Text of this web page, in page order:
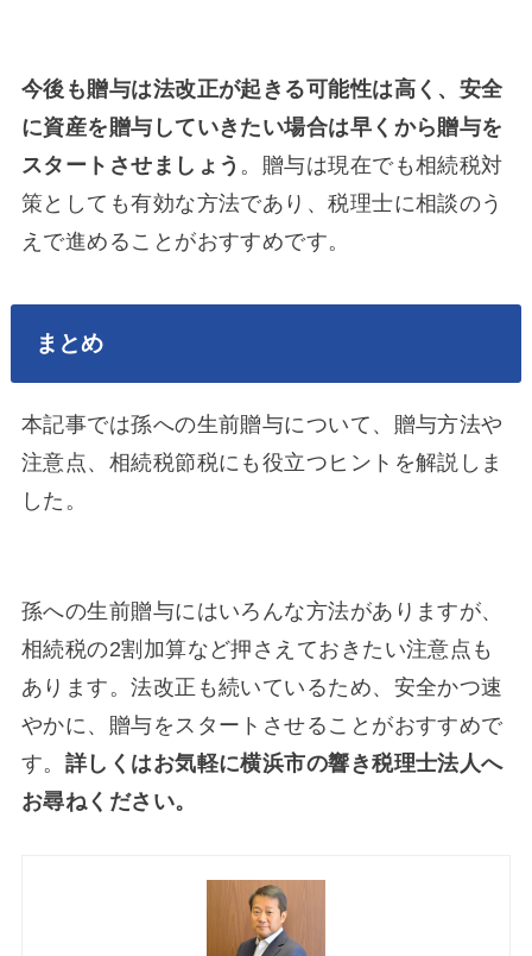
今後も贈与は法改正が起きる可能性は高く、安全
に資産を贈与していきたい場合は早くから贈与を
スタートさせましょう 。贈与は現在でも相続税対
策としても有効な方法であり、税理士に相談のう
えで進めることがおすすめです。
まとめ
本記事では孫への生前贈与について、贈与方法や
注意点、相続税節税にも役立つヒントを解説しま
した。
孫への生前贈与にはいろんな方法がありますが、
相続税の2割加算など押さえておきたい注意点も
あります。法改正も続いているため、安全かつ速
やかに、贈与をスタートさせることがおすすめで
す。 詳しくはお気軽に横浜市の響き税理士法人へ
お尋ねください。